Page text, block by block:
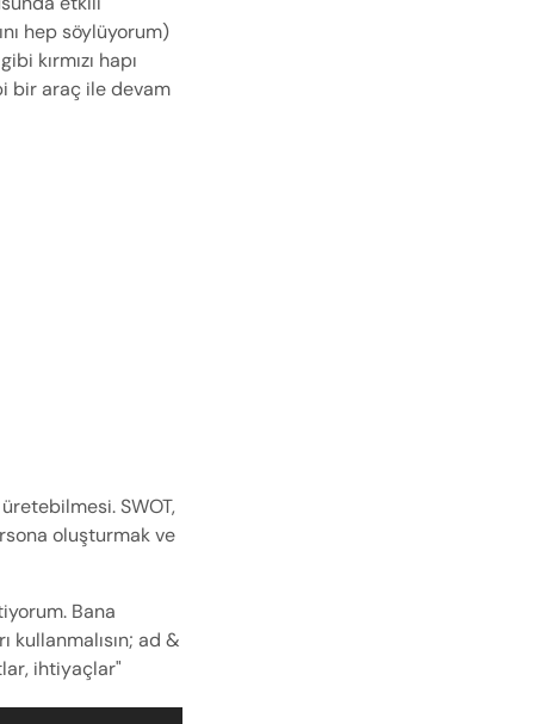
kırmızı hapı
bir araç ile devam
SWOT,
oluşturmak ve
Bana
ad &
ihtiyaçlar"